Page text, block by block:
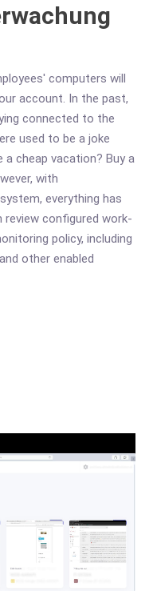
computers will
account. In the past,
connected to the
used to be a joke
cheap vacation? Buy a
with
everything has
review configured work-
policy, including
other enabled